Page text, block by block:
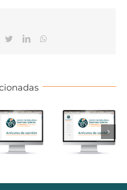
TwitterLinkedinWhatsapp